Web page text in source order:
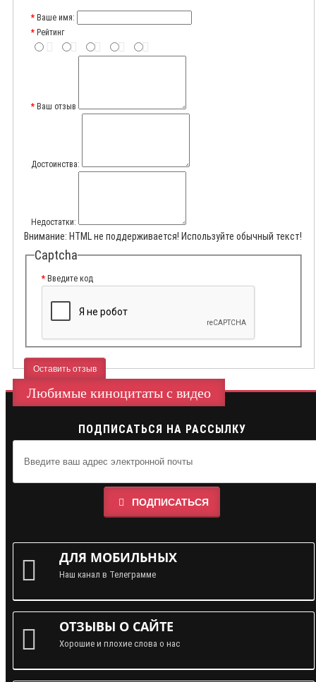
Ваше имя:
Рейтинг
Ваш отзыв
Достоинства:
Недостатки:
Внимание: HTML не поддерживается! Используйте обычный текст!
Captcha
Введите код
Оставить отзыв
Любимые киноцитаты с видео
ПОДПИСАТЬСЯ НА РАССЫЛКУ
ПОДПИСАТЬСЯ
ДЛЯ МОБИЛЬНЫХ
Наш канал в Телеграмме
ОТЗЫВЫ О САЙТЕ
Хорошие и плохие слова о нас